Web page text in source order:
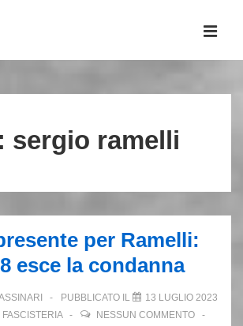
sergio ramelli
per Ramelli:
esce la condanna
PUBBLICATO IL
13 LUGLIO 2023
FASCISTERIA
NESSUN COMMENTO